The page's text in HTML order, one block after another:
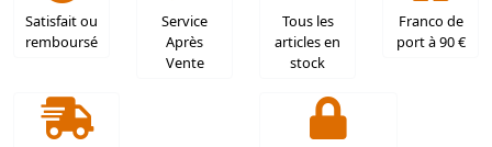
Satisfait ou
remboursé
Service
Après
Vente
Tous les
articles en
stock
Franco de
port à 90 €